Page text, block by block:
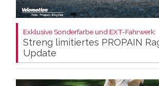
Exklusive Sonderfarbe und EXT-Fahrwerk:
Streng limitiertes PROPAIN
Update